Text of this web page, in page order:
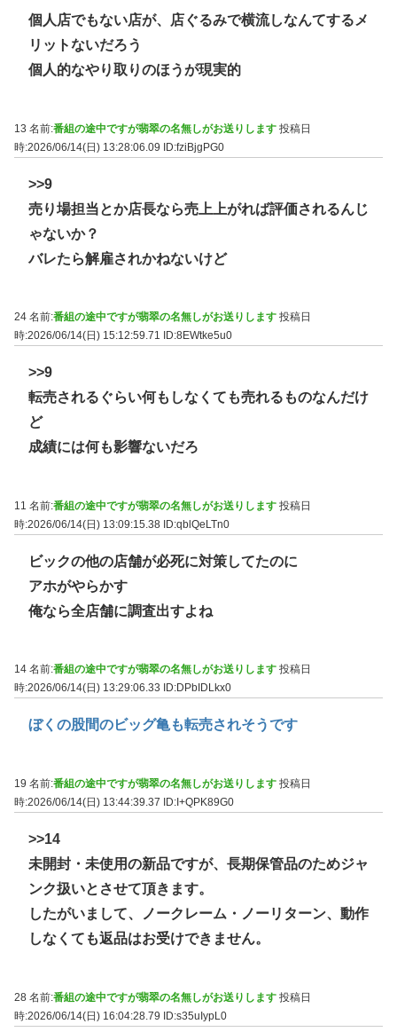
個人店でもない店が、店ぐるみで横流しなんてするメ
リットないだろう
個人的なやり取りのほうが現実的
13 名前:番組の途中ですが翡翠の名無しがお送りします 投稿日
時:2026/06/14(日) 13:28:06.09 ID:fziBjgPG0
>>9
売り場担当とか店長なら売上上がれば評価されるんじ
ゃないか？
バレたら解雇されかねないけど
24 名前:番組の途中ですが翡翠の名無しがお送りします 投稿日
時:2026/06/14(日) 15:12:59.71
ID:8EWtke5u0
>>9
転売されるぐらい何もしなくても売れるものなんだけ
ど
成績には何も影響ないだろ
11 名前:番組の途中ですが翡翠の名無しがお送りします 投稿日
時:2026/06/14(日) 13:09:15.38 ID:qblQeLTn0
ビックの他の店舗が必死に対策してたのに
アホがやらかす
俺なら全店舗に調査出すよね
14 名前:番組の途中ですが翡翠の名無しがお送りします 投稿日
時:2026/06/14(日) 13:29:06.33
ID:DPbIDLkx0
ぼくの股間のビッグ亀も転売されそうです
19 名前:番組の途中ですが翡翠の名無しがお送りします 投稿日
時:2026/06/14(日) 13:44:39.37
ID:I+QPK89G0
>>14
未開封・未使用の新品ですが、長期保管品のためジャ
ンク扱いとさせて頂きます。
したがいまして、ノークレーム・ノーリターン、動作
しなくても返品はお受けできません。
28 名前:番組の途中ですが翡翠の名無しがお送りします 投稿日
時:2026/06/14(日) 16:04:28.79 ID:s35uIypL0